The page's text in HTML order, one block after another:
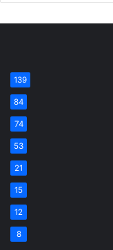
139
84
74
53
21
15
12
8